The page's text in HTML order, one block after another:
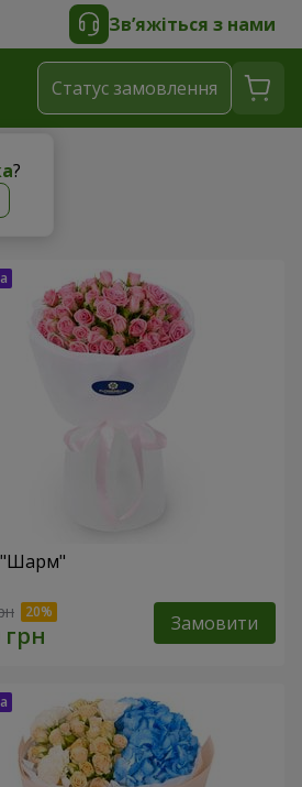
Зв’яжіться з нами
?
Статус замовлення
"Шарм"
Замовити